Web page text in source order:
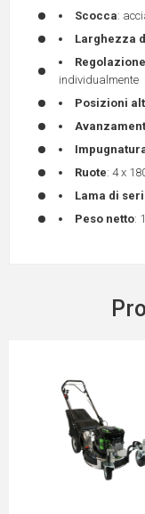
Scocca:
Larghezza
individualmente
Posizioni
Ruote: 4 x
Lama di
Peso netto: